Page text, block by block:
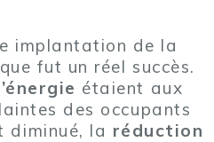
implantation de la
fut un réel succès.
étaient aux
des occupants
diminué, la réduction